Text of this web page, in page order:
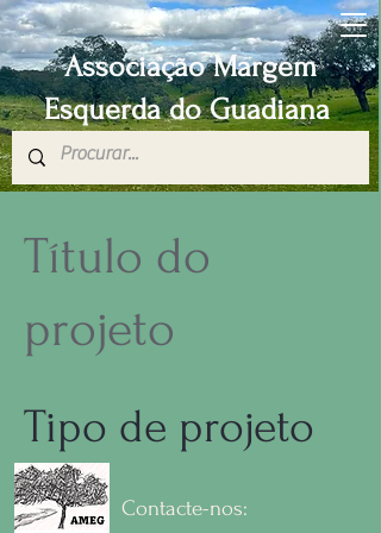
Associação Margem
Esquerda do Guadiana
Título do
projeto
Tipo de projeto
Fotografia
Contacte-nos: